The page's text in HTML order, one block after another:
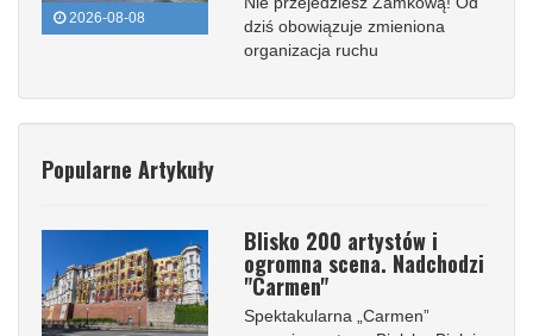
2026-08-08
dziś obowiązuje zmieniona
organizacja ruchu
Popularne Artykuły
Blisko 200 artystów i
ogromna scena. Nadchodzi
"Carmen"
Spektakularna „Carmen”